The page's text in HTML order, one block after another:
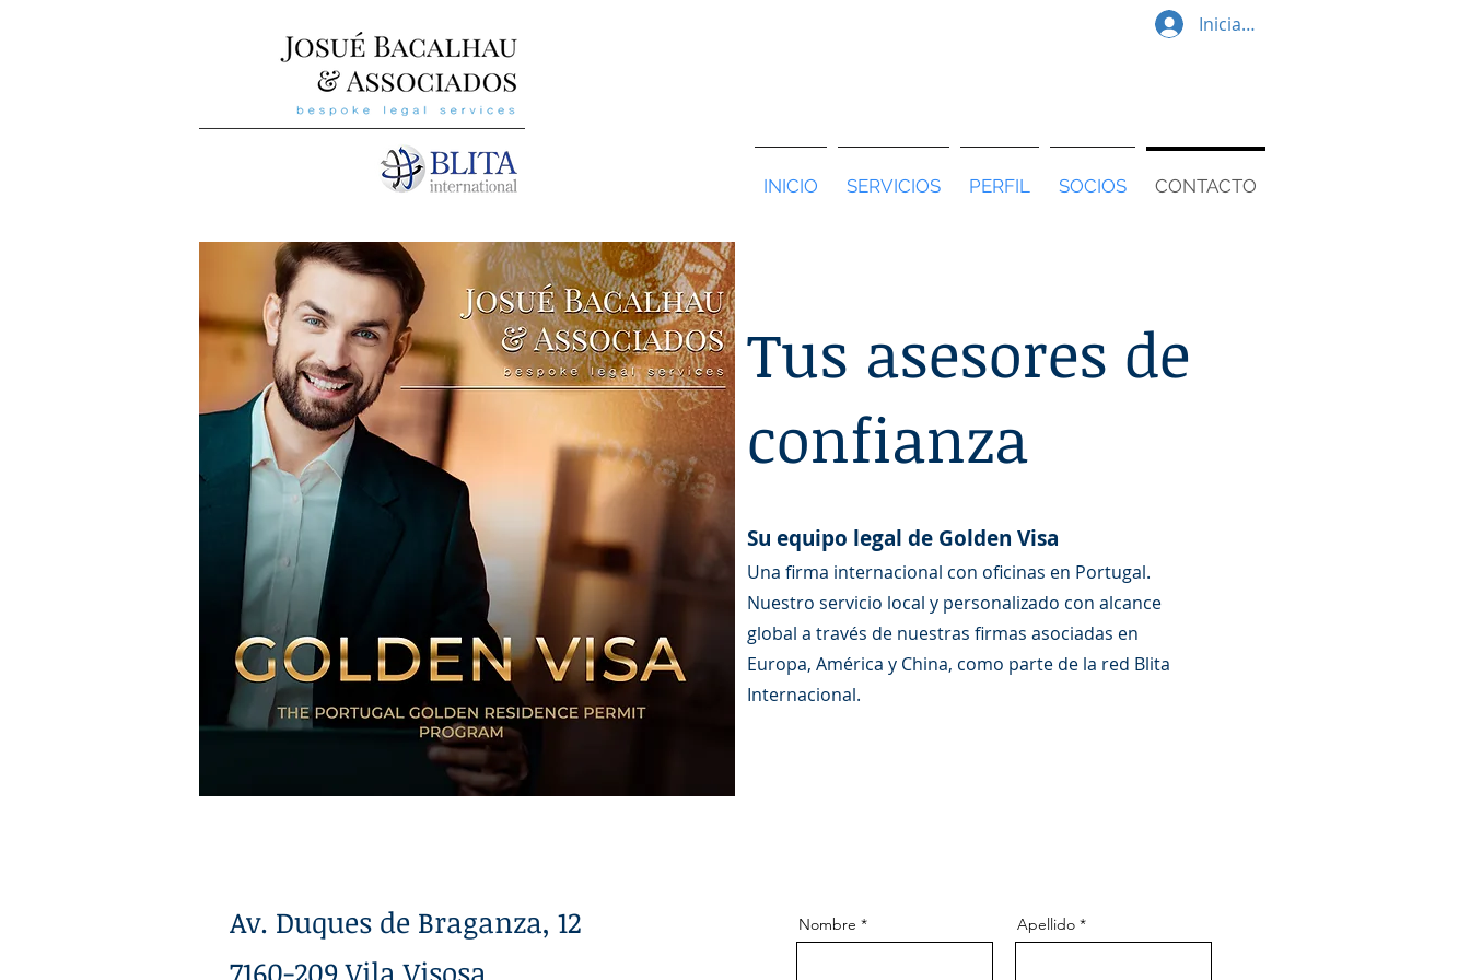
Iniciar sesión
INICIO SERVICIOS PERFIL SOCIOS CONTACTO
Tus asesores de
confianza
Su equipo legal de Golden Visa
Una firma internacional con oficinas en Portugal.
Nuestro servicio local y personalizado con alcance
global a través de nuestras firmas asociadas en
Europa, América y China, como parte de la red Blita
Internacional.
Av. Duques de Braganza, 12
Nombre Apellido